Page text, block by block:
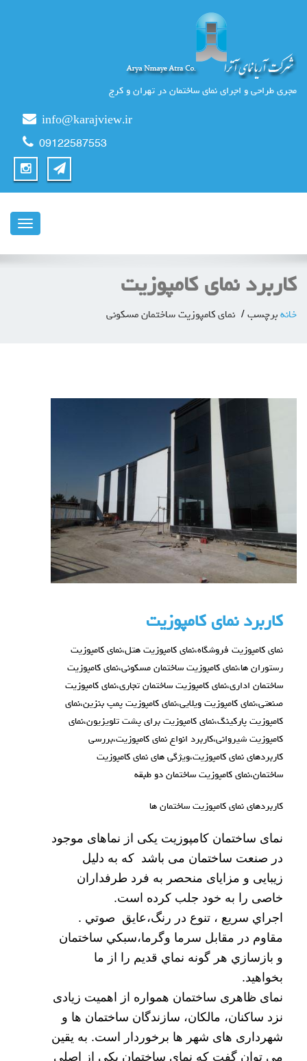
مجری طراحی و اجرای نمای ساختمان در تهران و کرج
info@karajview.ir
09122587553
ناوبری
کاربرد نمای کامپوزیت
خانه برچسب نمای کامپوزیت ساختمان مسکونی
کاربرد نمای کامپوزیت
نمای کامپوزیت فروشگاه،نمای کامپوزیت هتل،نمای کامپوزیت
رستوران ها،نمای کامپوزیت ساختمان مسکونی،نمای کامپوزیت
ساختمان اداری،نمای کامپوزیت ساختمان تجاری،نمای کامپوزیت
صنعتی،نمای کامپوزیت ویلایی،نمای کامپوزیت پمپ بنزین،نمای
کامپوزیت پارکینگ،نمای کامپوزیت برای پشت تلویزیون،نمای
کامپوزیت شیروانی،کاربرد انواع نمای کامپوزیت،بررسی
کاربردهای نمای کامپوزیت،ویژگی های نمای کامپوزیت
ساختمان،نمای کامپوزیت ساختمان دو طبقه
کاربردهای نمای کامپوزیت ساختمان ها
نمای ساختمان کامپوزیت یکی از نماهای موجود
در صنعت ساختمان می باشد که به دلیل
زیبایی و مزایای منحصر به فرد طرفداران
خاصی را به خود جلب کرده است.
اجراي سريع ، تنوع در رنگ،عايق صوتي .
مقاوم در مقابل سرما وگرما،سبكي ساختمان
و بازسازي هر گونه نماي قديم را از ما
بخواهید.
نمای ظاهری ساختمان همواره از اهمیت زیادی
نزد ساکنان، مالکان، سازندگان ساختمان ها و
شهرداری های شهر ها برخوردار است. به یقین
می توان گفت که نمای ساختمان یکی از اصلی